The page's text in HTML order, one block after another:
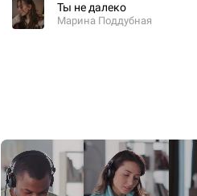
Ты не далеко
Марина Поддубная